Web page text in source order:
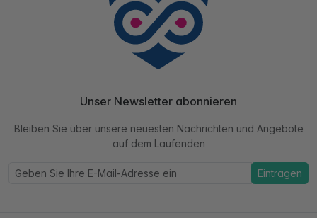
Unser Newsletter abonnieren
Bleiben Sie über unsere neuesten Nachrichten und Angebote
auf dem Laufenden
Eintragen